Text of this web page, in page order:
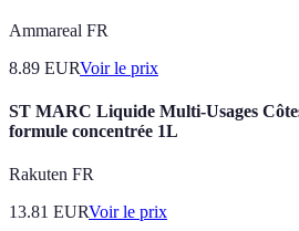
Ammareal FR
8.89 EURVoir le prix
ST MARC Liquide Multi-Usages
formule concentrée 1L
Rakuten FR
13.81 EURVoir le prix